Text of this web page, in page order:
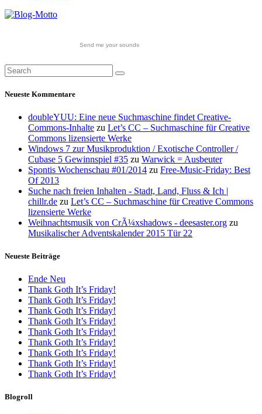
Send me your sounds
Neueste Kommentare
doubleYUU: Eine neue Suchmaschine findet Creative-
Commons-Inhalte zu Let’s CC – Suchmaschine für Creative
Commons lizensierte Werke
Windows 7 zur Musikproduktion / Exotische Controller /
Cubase 5 Gewinnspiel #35 zu Warwick = Ausbeuter
Spontis Wochenschau #01/2014 zu Free-Music-Friday: Best
Of 2013
Suche nach freien Inhalten - Stadt, Land, Fluss & Ich |
chillr.de zu Let’s CC – Suchmaschine für Creative Commons
lizensierte Werke
Weihnachtsmusik von CrÃ¼xshadows - deesaster.org zu
Musikalischer Adventskalender 2015 Tür 22
Neueste Beiträge
Ende Neu
Thank Goth It’s Friday!
Thank Goth It’s Friday!
Thank Goth It’s Friday!
Thank Goth It’s Friday!
Thank Goth It’s Friday!
Thank Goth It’s Friday!
Thank Goth It’s Friday!
Thank Goth It’s Friday!
Thank Goth It’s Friday!
Blogroll